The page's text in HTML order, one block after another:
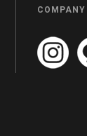
COMPANY